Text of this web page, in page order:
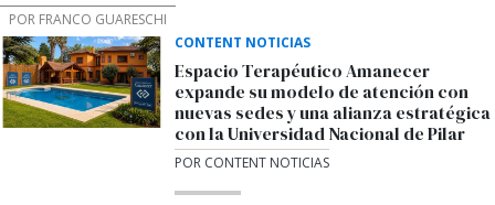
POR FRANCO GUARESCHI
CONTENT NOTICIAS
Espacio Terapéutico Amanecer
expande su modelo de atención con
nuevas sedes y una alianza estratégica
con la Universidad Nacional de Pilar
POR CONTENT NOTICIAS